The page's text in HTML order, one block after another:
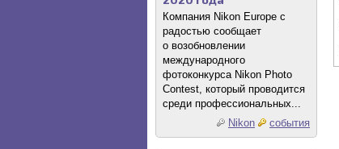
Компания Nikon Europe с
радостью сообщает
о возобновлении
международного
фотоконкурса Nikon Photo
Contest, который проводится
среди профессиональных...
Nikon
события